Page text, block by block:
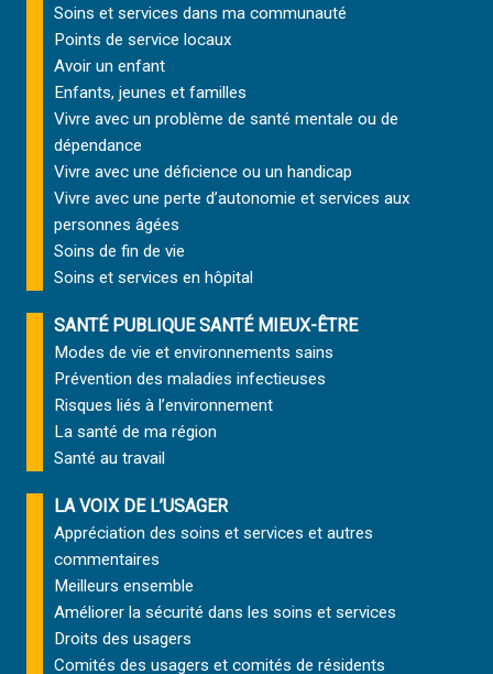
Soins et services dans ma communauté
Points de service locaux
Avoir un enfant
Enfants, jeunes et familles
Vivre avec un problème de santé mentale ou de
dépendance
Vivre avec une déficience ou un handicap
Vivre avec une perte d’autonomie et services aux
personnes âgées
Soins de fin de vie
Soins et services en hôpital
SANTÉ PUBLIQUE SANTÉ MIEUX-ÊTRE
Modes de vie et environnements sains
Prévention des maladies infectieuses
Risques liés à l’environnement
La santé de ma région
Santé au travail
LA VOIX DE L’USAGER
Appréciation des soins et services et autres
commentaires
Meilleurs ensemble
Améliorer la sécurité dans les soins et services
Droits des usagers
Comités des usagers et comités de résidents